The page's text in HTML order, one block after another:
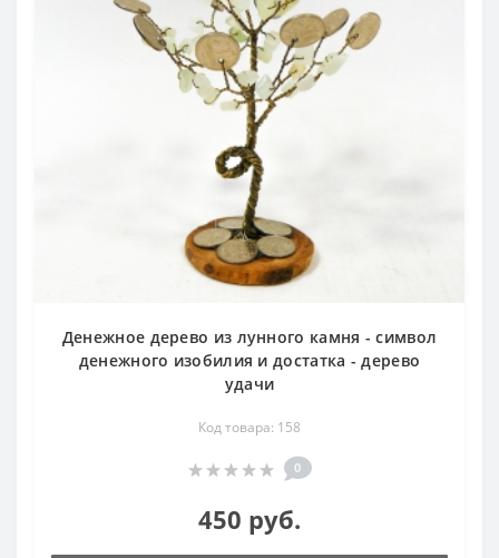
Денежное дерево из лунного камня - символ
денежного изобилия и достатка - дерево
удачи
Код товара: 158
0
450 руб.